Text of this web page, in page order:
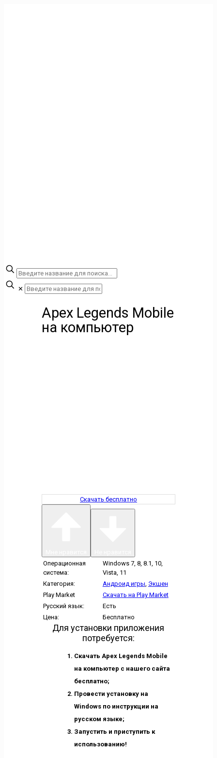
✕
Apex Legends Mobile
на компьютер
Скачать бесплатно
Операционная
система:
Windows 7, 8, 8.1, 10,
Vista, 11
Категория:
Андроид игры, Экшен
Play Market
Скачать на Play Market
Русский язык:
Есть
Цена:
Бесплатно
Для установки приложения
потребуется:
Скачать Apex Legends Mobile
на компьютер с нашего сайта
бесплатно;
Провести установку на
Windows по инструкции на
русском языке;
Запустить и приступить к
использованию!